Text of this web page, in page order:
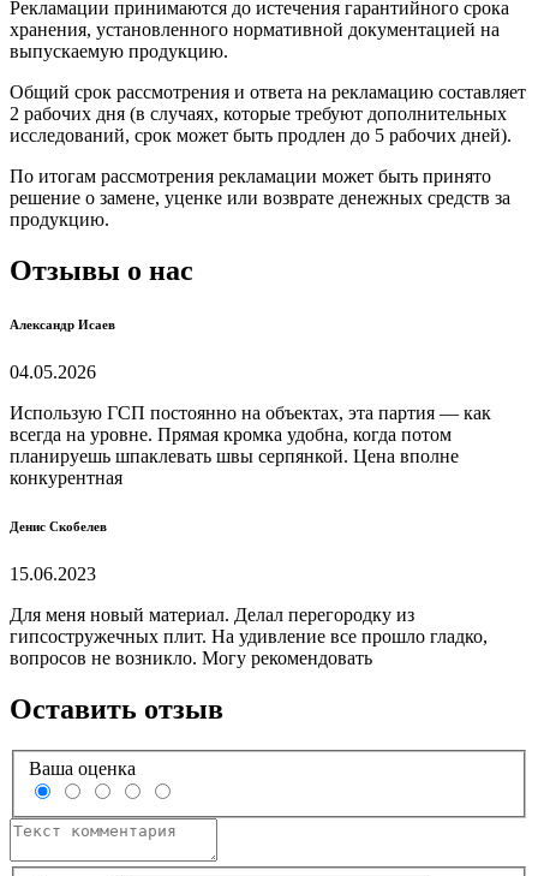
Рекламации принимаются до истечения гарантийного срока
хранения, установленного нормативной документацией на
выпускаемую продукцию.
Общий срок рассмотрения и ответа на рекламацию составляет
2 рабочих дня (в случаях, которые требуют дополнительных
исследований, срок может быть продлен до 5 рабочих дней).
По итогам рассмотрения рекламации может быть принято
решение о замене, уценке или возврате денежных средств за
продукцию.
Отзывы о нас
Александр Исаев
04.05.2026
Использую ГСП постоянно на объектах, эта партия — как
всегда на уровне. Прямая кромка удобна, когда потом
планируешь шпаклевать швы серпянкой. Цена вполне
конкурентная
Денис Скобелев
15.06.2023
Для меня новый материал. Делал перегородку из
гипсостружечных плит. На удивление все прошло гладко,
вопросов не возникло. Могу рекомендовать
Оставить отзыв
Ваша оценка